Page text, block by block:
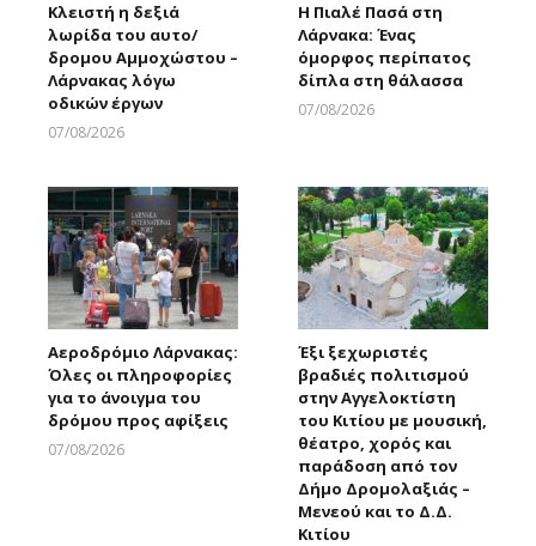
Κλειστή η δεξιά
λωρίδα του αυτο/
δρομου Αμμοχώστου –
Λάρνακας λόγω
οδικών έργων
07/08/2026
Η Πιαλέ Πασά στη
Λάρνακα: Ένας
όμορφος περίπατος
δίπλα στη θάλασσα
07/08/2026
Αεροδρόμιο Λάρνακας:
Όλες οι πληροφορίες
για το άνοιγμα του
δρόμου προς αφίξεις
07/08/2026
Έξι ξεχωριστές
βραδιές πολιτισμού
στην Αγγελοκτίστη
του Κιτίου με μουσική,
θέατρο, χορός και
παράδοση από τον
Δήμο Δρομολαξιάς –
Μενεού και το Δ.Δ.
Κιτίου